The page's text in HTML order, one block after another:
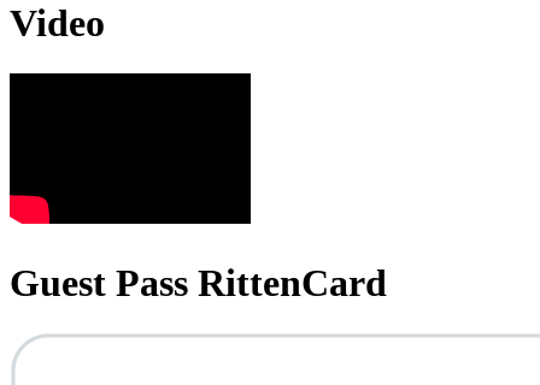
Video
Guest Pass RittenCard